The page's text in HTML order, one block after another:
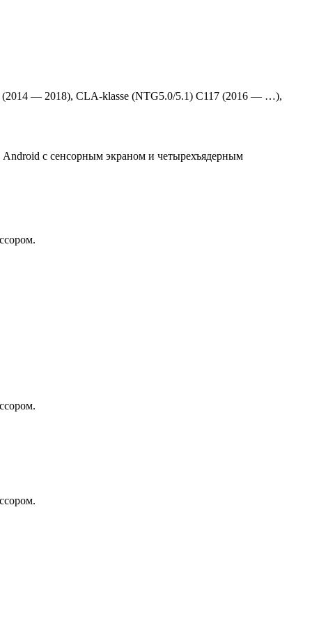
(2014 — 2018), CLA-klasse (NTG5.0/5.1) C117 (2016 — …),
с сенсорным экраном и четырехъядерным